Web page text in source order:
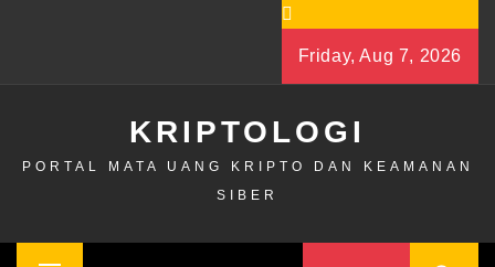
Friday, Aug 7, 2026
KRIPTOLOGI
PORTAL MATA UANG KRIPTO DAN KEAMANAN
SIBER